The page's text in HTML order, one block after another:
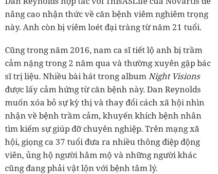
nâng cao nhận thức về căn bệnh viêm nghiêm trọng
này. Anh còn bị viêm loét đại tràng từ năm 21 tuổi.
Cũng trong năm 2016, nam ca sĩ tiết lộ anh bị trầm
cảm nặng trong 2 năm qua và thường xuyên gặp bác
sĩ trị liệu. Nhiều bài hát trong albumNight Visions
được lấy cảm hứng từ căn bệnh này. Dan Reynolds
muốn xóa bỏ sự kỳ thị và thay đổi cách xã hội nhìn
nhận về bệnh trầm cảm, khuyến khích bệnh nhân
tìm kiếm sự giúp đỡ chuyên nghiệp. Trên mạng xã
hội, giọng ca 37 tuổi đưa ra nhiều thông điệp động
viên, ủng hộ người hâm mộ và những người khác
cũng đang phải vật lộn với bệnh tâm lý.